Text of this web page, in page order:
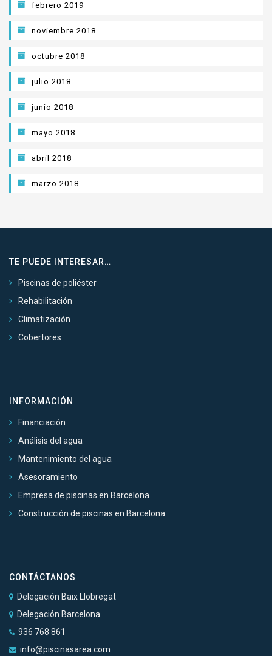
febrero 2019
noviembre 2018
octubre 2018
julio 2018
junio 2018
mayo 2018
abril 2018
marzo 2018
TE PUEDE INTERESAR…
Piscinas de poliéster
Rehabilitación
Climatización
Cobertores
INFORMACIÓN
Financiación
Análisis del agua
Mantenimiento del agua
Asesoramiento
Empresa de piscinas en Barcelona
Construcción de piscinas en Barcelona
CONTÁCTANOS
Delegación Baix Llobregat
Delegación Barcelona
936 768 861
info@piscinasarea.com